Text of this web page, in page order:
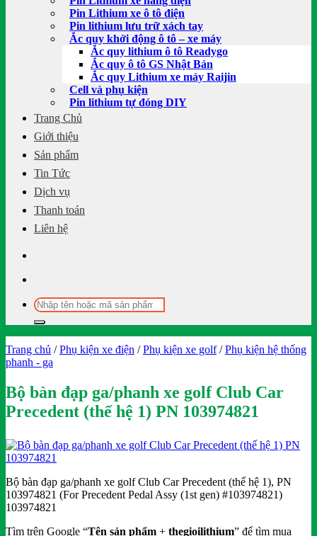
Pin Lithium xe ô tô điện
Pin lithium lưu trữ xách tay
Ắc quy khởi động ô tô – xe máy
Ắc quy lithium ô tô Readygo
Ắc quy ô tô GS Nhật Bản
Ắc quy Lithium xe máy Raijin
Cell và phụ kiện
Pin lithium tự đóng DIY
Trang Chủ
Giới thiệu
Sản phẩm
Tin Tức
Dịch vụ
Thanh toán
Liên hệ
Tìm
kiếm:
Trang chủ / Phụ kiện xe điện / Phụ kiện xe golf / Phụ kiện hệ thống
phanh - ga
Bộ bàn đạp ga/phanh xe golf Club Car
Precedent (thế hệ 1) PN 103974821
Bộ bàn đạp ga/phanh xe golf Club Car Precedent (thế hệ 1), PN
103974821 (For Precedent Pedal Assy (1st gen) #103974821)
103974821
Tìm trên Google “Tên sản phẩm + thegioilithium” để tìm mua